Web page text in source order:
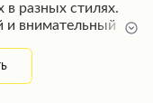
в разных стилях.
и внимательный
до свадебного
безупречная